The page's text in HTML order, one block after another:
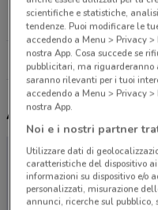
11.3 km
APERTO
Altri volantini nelle
scientifiche e statistiche,
tendenze. Puoi modificare le
accedendo a Menu > Privacy
nostra App. Cosa succede se
pubblicitari, ma riguarderanno
saranno rilevanti per i tuoi
accedendo a Menu > Privacy
nostra App.
Noi e i nostri partner
Utilizzare dati di
caratteristiche del dispositivo
informazioni su dispositivo e/o
personalizzati, misurazione
annunci, ricerche sul pubblico,